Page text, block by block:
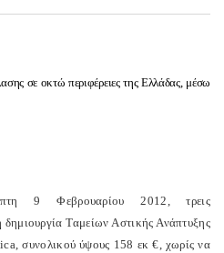
σε οκτώ περιφέρειες της Ελλάδας, μέσω
9 Φεβρουαρίου 2012, τρεις
δημιουργία Ταμείων Αστικής Ανάπτυξης
συνολικού ύψους 158 εκ €, χωρίς να